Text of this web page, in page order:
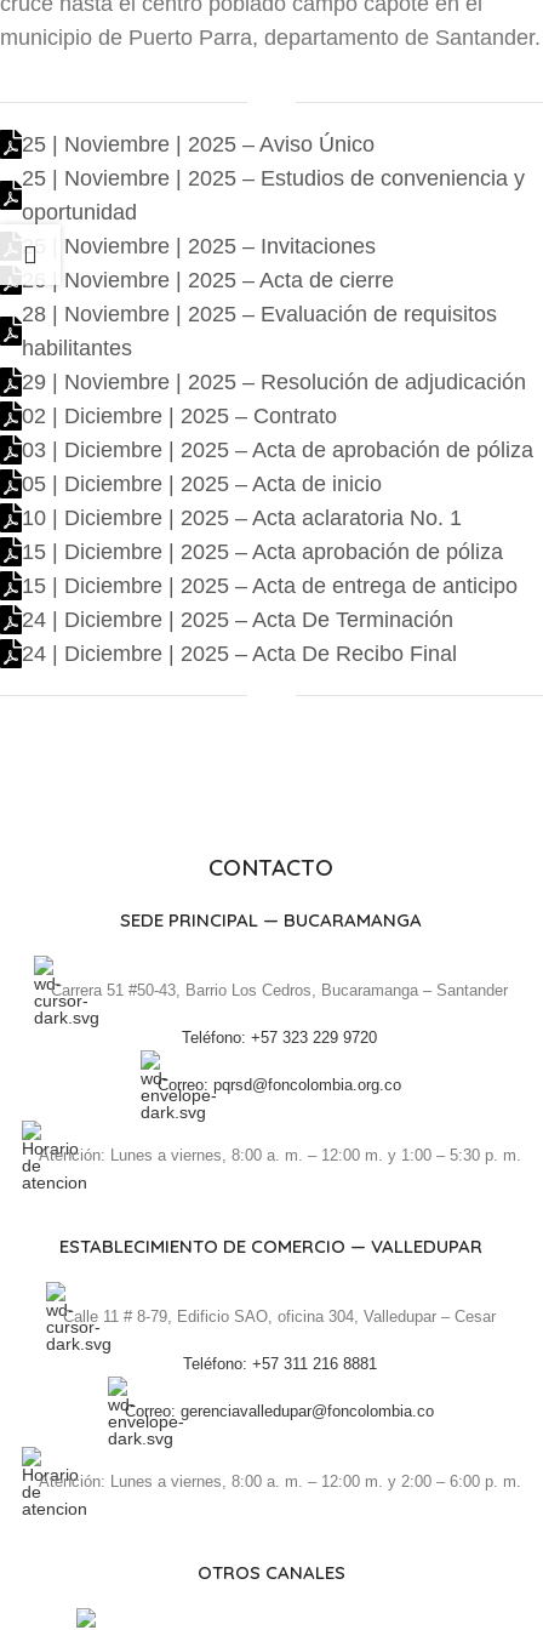
municipio de Puerto Parra, departamento de Santander.
25 | Noviembre | 2025 – Aviso Único
25 | Noviembre | 2025 – Estudios de conveniencia y
oportunidad
25 | Noviembre | 2025 – Invitaciones
26 | Noviembre | 2025 – Acta de cierre
28 | Noviembre | 2025 – Evaluación de requisitos
habilitantes
29 | Noviembre | 2025 – Resolución de adjudicación
02 | Diciembre | 2025 – Contrato
03 | Diciembre | 2025 – Acta de aprobación de póliza
05 | Diciembre | 2025 – Acta de inicio
10 | Diciembre | 2025 – Acta aclaratoria No. 1
15 | Diciembre | 2025 – Acta aprobación de póliza
15 | Diciembre | 2025 – Acta de entrega de anticipo
24 | Diciembre | 2025 – Acta De Terminación
24 | Diciembre | 2025 – Acta De Recibo Final
CONTACTO
SEDE PRINCIPAL — BUCARAMANGA
Carrera 51 #50-43, Barrio Los Cedros, Bucaramanga – Santander
Teléfono: +57 323 229 9720
Correo: pqrsd@foncolombia.org.co
Atención: Lunes a viernes, 8:00 a. m. – 12:00 m. y 1:00 – 5:30 p. m.
ESTABLECIMIENTO DE COMERCIO — VALLEDUPAR
Calle 11 # 8-79, Edificio SAO, oficina 304, Valledupar – Cesar
Teléfono: +57 311 216 8881
Correo: gerenciavalledupar@foncolombia.co
Atención: Lunes a viernes, 8:00 a. m. – 12:00 m. y 2:00 – 6:00 p. m.
OTROS CANALES